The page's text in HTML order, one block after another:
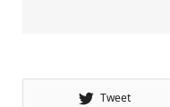
Tweet